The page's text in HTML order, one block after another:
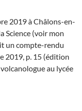
2019 à Châlons-en-
Science (voir mon
un compte-rendu
2019, p. 15 (édition
au lycée